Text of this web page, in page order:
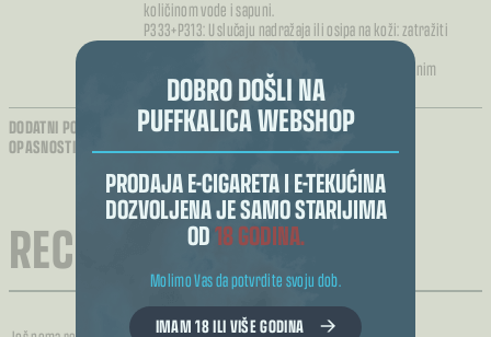
DOBRO DOŠLI NA
PUFFKALICA WEBSHOP
PRODAJA E-CIGARETA I E-TEKUĆINA
DOZVOLJENA JE SAMO STARIJIMA
OD18 GODINA.
Molimo Vas da potvrdite svoju dob.
IMAM 18 ILI VIŠE GODINA
količinom vode i sapuni.
P333+P313: U slučaju nadražaja ili osipa na koži: zatražiti
savjet/pomoć liječnika.
P501: Odložiti sadržaj/spremnik sukladno nacionalnim
propisima.
DODATNI PODACI O
OPASNOSTIMA:
Sadrži nikotin koji izaziva snažnu ovisnost
RECENZIJE (0)